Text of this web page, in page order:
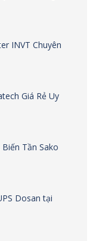
INVT Chuyên
Giá Rẻ Uy
Tần Sako
Dosan tại